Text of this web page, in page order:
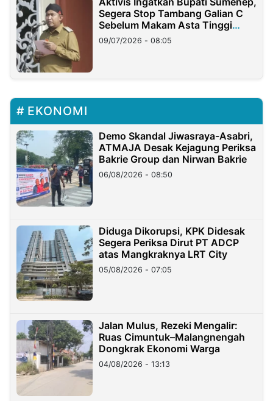
Segera Stop Tambang Galian C
Sebelum Makam Asta Tinggi
Longsor
09/07/2026 - 08:05
EKONOMI
Demo Skandal Jiwasraya-Asabri,
ATMAJA Desak Kejagung Periksa
Bakrie Group dan Nirwan Bakrie
06/08/2026 - 08:50
Diduga Dikorupsi, KPK Didesak
Segera Periksa Dirut PT ADCP
atas Mangkraknya LRT City
05/08/2026 - 07:05
Jalan Mulus, Rezeki Mengalir:
Ruas Cimuntuk–Malangnengah
Dongkrak Ekonomi Warga
04/08/2026 - 13:13